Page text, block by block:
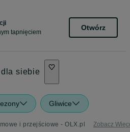
tapnięciem
Otwórz
siebie
Gliwice
i przejściowe - OLX.pl Zobacz